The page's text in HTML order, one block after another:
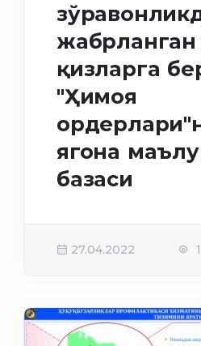
жабрланган
қизларга
"Ҳимоя
ягона
базаси
27.04.2022